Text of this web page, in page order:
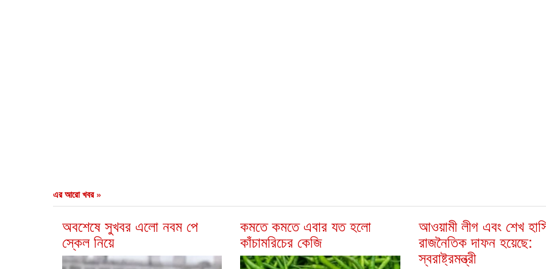
এর আরো খবর »
অবশেষে সুখবর এলো নবম পে
স্কেল নিয়ে
কমতে কমতে এবার যত হলো
কাঁচামরিচের কেজি
আওয়ামী লীগ এবং শেখ
রাজনৈতিক দাফন হয়েছে:
স্বরাষ্ট্রমন্ত্রী